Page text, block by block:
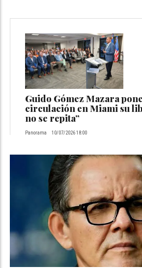
Guido Gómez Mazara
circulación en Miami su
no se repita”
Panorama 10/07/2026 18:00